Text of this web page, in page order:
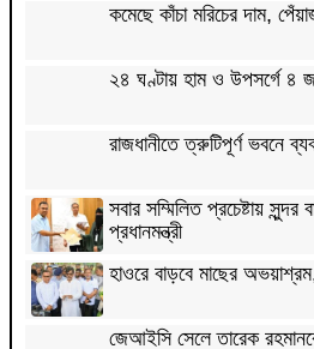
কমেছে কাঁচা মরিচের দাম,
২৪ ঘণ্টায় হাম ও উপসর্গে ৪
রাজধানীতে ত্রুটিপূর্ণ ভবনে
সবার সম্মিলিত প্রচেষ্টায়
প্রধানমন্ত্রী
হাওরে বাড়বে মাছের
জেআইসি সেলে তারেক